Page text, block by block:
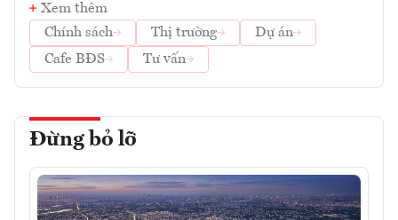
Xem thêm
Chính sách
Thị trường
Dự án
Cafe BĐS
Tư vấn
Đừng bỏ lỡ